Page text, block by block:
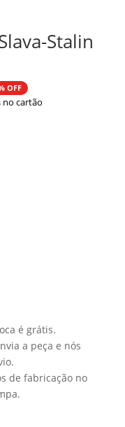
Stalin
OFF
no cartão
é grátis.
a peça e nós
de fabricação no